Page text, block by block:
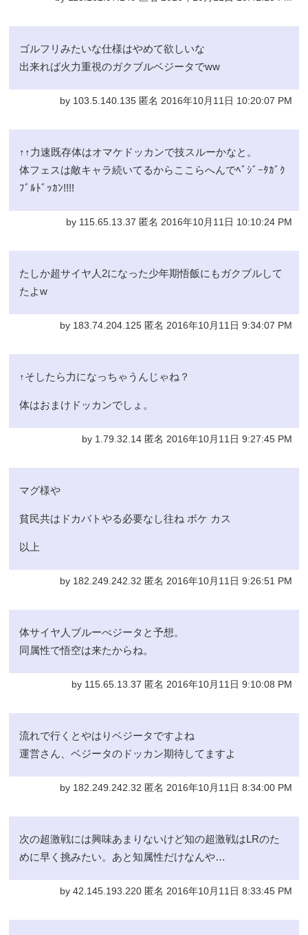
ゴルフリみたいな仕様はやめて欲しいな
出来れば火力重視のガクブルベジータでww
by 103.5.140.135 匿名 2016年10月11日 10:20:07 PM
↑↑力速既存体はオマケドッカンで技スルーかなと。
体フェスは敵キャラ続いてるからここらへんでﾍﾞｼﾞｰﾀｶﾞｸ
ﾌﾞﾙﾄﾞｯｶﾝ!!!!
by 115.65.13.37 匿名 2016年10月11日 10:10:24 PM
たしか超サイヤ人2になった少年期悟飯にもガクブルして
たよw
by 183.74.204.125 匿名 2016年10月11日 9:34:07 PM
↑そしたら力になっちゃうんじゃね？
体はおまけドッカンでしょ。
by 1.79.32.14 匿名 2016年10月11日 9:27:45 PM
マグ様や
貧民共はドカバトやる必要なし往ね ボケ カス
以上
by 182.249.242.32 匿名 2016年10月11日 9:26:51 PM
体サイヤ人ブルーべジータと予想。
同属性で悟空は来たからね。
by 115.65.13.37 匿名 2016年10月11日 9:10:08 PM
流れで行くとやはりベジータですよね
運営さん、ベジータのドッカン期待してますよ
by 182.249.242.32 匿名 2016年10月11日 8:34:00 PM
次の超激戦には興味あまりないけど知の超激戦はLRのた
めに早く挑みたい。あと知属性だけなんや…
by 42.145.193.220 匿名 2016年10月11日 8:33:45 PM